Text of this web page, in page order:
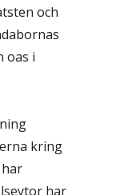
och
oas i
kring
har